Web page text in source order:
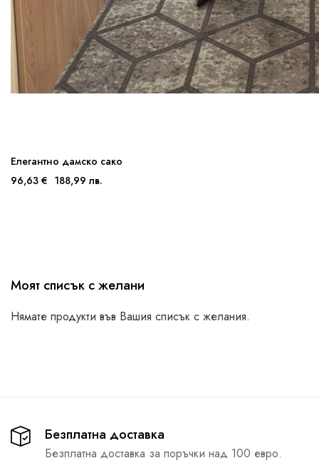
Елегантно дамско сако
96,63 € 188,99 лв.
Моят списък с желани
Нямате продукти във Вашия списък с желания.
Безплатна доставка
Безплатна доставка за поръчки над 100 евро.